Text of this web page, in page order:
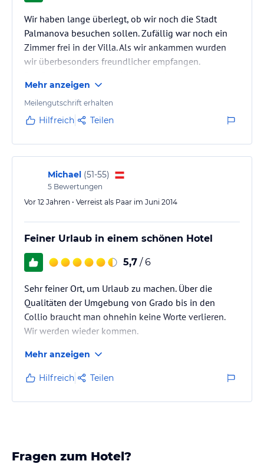
Wir haben lange überlegt, ob wir noch die Stadt
Palmanova besuchen sollen. Zufällig war noch ein
Zimmer frei in der Villa. Als wir ankammen wurden
wir überbesonders freundlicher empfangen.
Wir werden sicher wieder kommen und noch länger
diese Traumhaus genießen.
Mehr anzeigen
Meilengutschrift erhalten
Hilfreich Teilen
Michael (51-55)
5 Bewertungen
Vor 12 Jahren • Verreist als Paar im Juni 2014
Feiner Urlaub in einem schönen Hotel
5,7 / 6
Sehr feiner Ort, um Urlaub zu machen. Über die
Qualitäten der Umgebung von Grado bis in den
Collio braucht man ohnehin keine Worte verlieren.
Wir werden wieder kommen.
Mehr anzeigen
Hilfreich Teilen
Fragen zum Hotel?